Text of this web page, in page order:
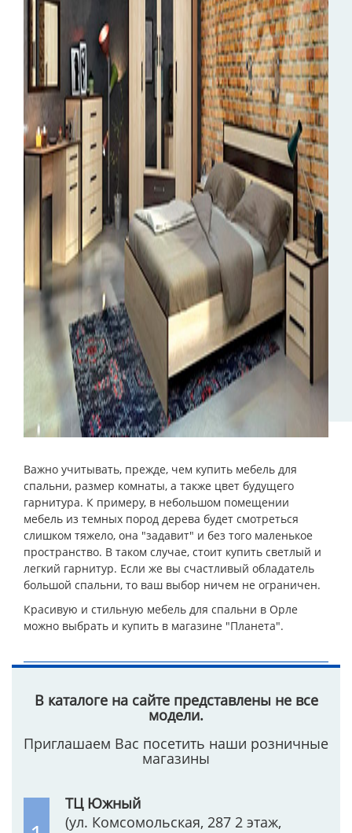
Важно учитывать, прежде, чем купить мебель для
спальни, размер комнаты, а также цвет будущего
гарнитура. К примеру, в небольшом помещении
мебель из темных пород дерева будет смотреться
слишком тяжело, она "задавит" и без того маленькое
пространство. В таком случае, стоит купить светлый и
легкий гарнитур. Если же вы счастливый обладатель
большой спальни, то ваш выбор ничем не ограничен.
Красивую и стильную мебель для спальни в Орле
можно выбрать и купить в магазине "Планета".
В каталоге на сайте представлены не все
модели.
Приглашаем Вас посетить наши розничные
магазины
ТЦ Южный
(ул. Комсомольская, 287 2 этаж,